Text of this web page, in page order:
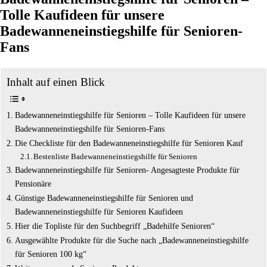
Tolle Kaufideen für unsere
Badewanneneinstiegshilfe für Senioren-
Fans
Inhalt auf einen Blick
Badewanneneinstiegshilfe für Senioren – Tolle Kaufideen für unsere
Badewanneneinstiegshilfe für Senioren-Fans
Die Checkliste für den Badewanneneinstiegshilfe für Senioren Kauf
Bestenliste Badewanneneinstiegshilfe für Senioren
Badewanneneinstiegshilfe für Senioren- Angesagteste Produkte für
Pensionäre
Günstige Badewanneneinstiegshilfe für Senioren und
Badewanneneinstiegshilfe für Senioren Kaufideen
Hier die Topliste für den Suchbegriff „Badehilfe Senioren“
Ausgewählte Produkte für die Suche nach „Badewanneneinstiegshilfe
für Senioren 100 kg“